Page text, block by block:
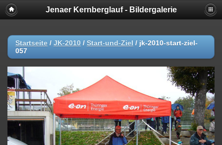
Jenaer Kernberglauf - Bildergalerie
Startseite / JK-2010 / Start-und-Ziel / jk-2010-start-ziel-
057